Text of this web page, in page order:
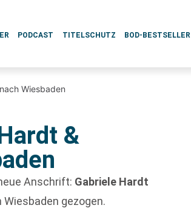
PODCAST TITELSCHUTZ BOD-BESTSELLER
Wiesbaden
&
Anschrift: Gabriele Hardt
gezogen.